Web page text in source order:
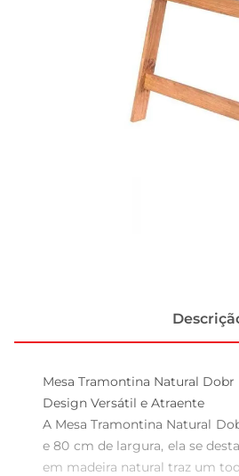
Mesa Tramontina Natural Dobr
Design Versátil e Atraente
A Mesa Tramontina Natural
e 80 cm de largura, ela se
em madeira natural traz um